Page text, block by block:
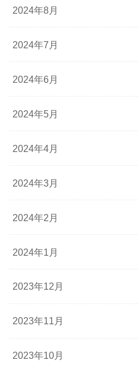
2024年8月
2024年7月
2024年6月
2024年5月
2024年4月
2024年3月
2024年2月
2024年1月
2023年12月
2023年11月
2023年10月